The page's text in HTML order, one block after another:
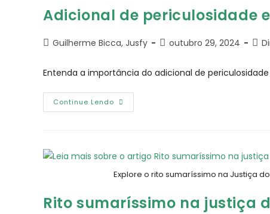
Adicional de periculosidade
Guilherme Bicca, Jusfy outubro 29, 2024
Entenda a importância do adicional de
Continue Lendo
Explore o rito sumaríssimo na Justiça
Rito sumaríssimo na justiça